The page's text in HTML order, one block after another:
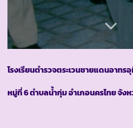
โรงเรียนตำรวจตระเวนชายแดนอาทร
หมู่ที่ 6 ตำบลน้ำกุ่ม อำเภอนครไทย จั